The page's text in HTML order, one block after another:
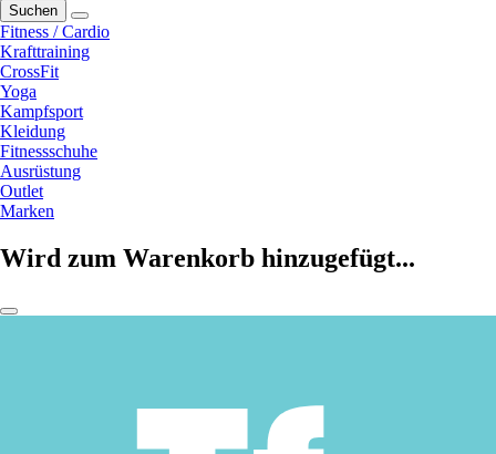
Suchen
Fitness / Cardio
Krafttraining
CrossFit
Yoga
Kampfsport
Kleidung
Fitnessschuhe
Ausrüstung
Outlet
Marken
Wird zum Warenkorb hinzugefügt...